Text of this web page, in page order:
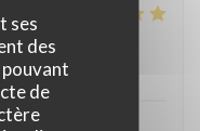
ses
des
de
/5 Qualité / Prix